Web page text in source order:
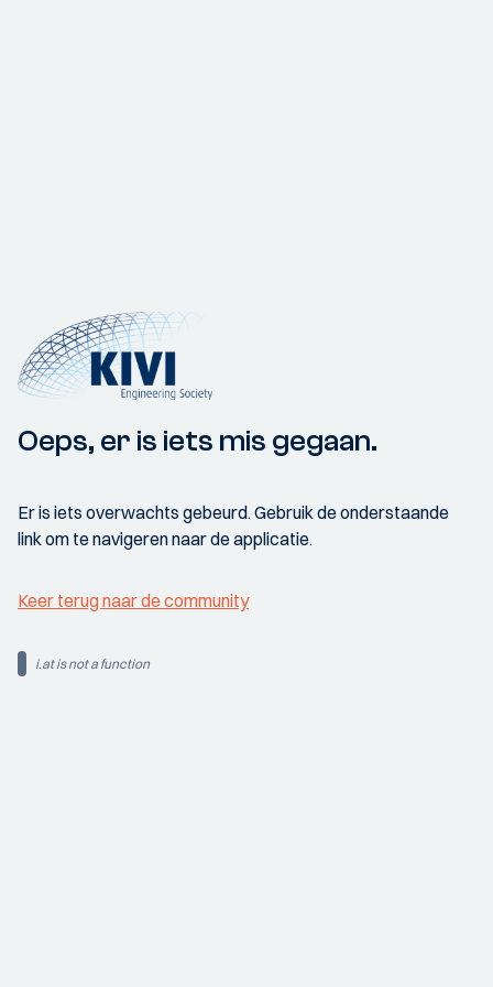
Oeps, er is iets mis gegaan.
Er is iets overwachts gebeurd. Gebruik de onderstaande
link om te navigeren naar de applicatie.
Keer terug naar de community
i.at is not a function